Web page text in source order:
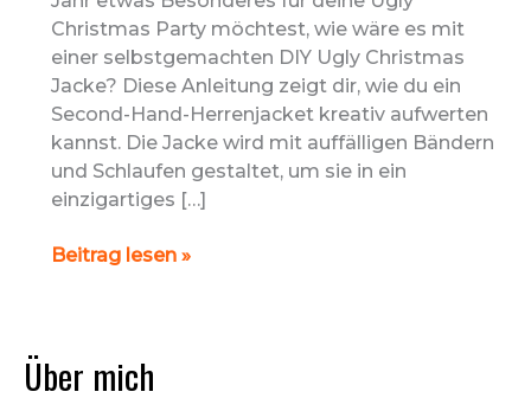
Christmas Party möchtest, wie wäre es mit
einer selbstgemachten DIY Ugly Christmas
Jacke? Diese Anleitung zeigt dir, wie du ein
Second-Hand-Herrenjacket kreativ aufwerten
kannst. Die Jacke wird mit auffälligen Bändern
und Schlaufen gestaltet, um sie in ein
einzigartiges […]
DIY
Beitrag lesen »
Über mich